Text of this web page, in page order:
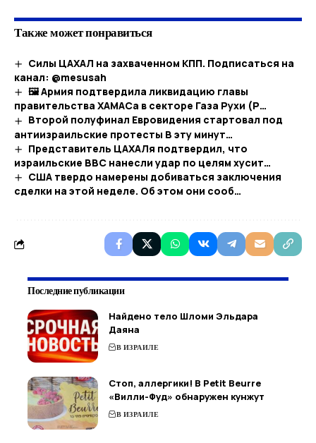
Также может понравиться
Силы ЦАХАЛ на захваченном КПП. Подписаться на
канал: @mesusah
🖼 Армия подтвердила ликвидацию главы
правительства ХАМАСа в секторе Газа Рухи (Р…
Второй полуфинал Евровидения стартовал под
антиизраильские протесты В эту минут…
Представитель ЦАХАЛя подтвердил, что
израильские ВВС нанесли удар по целям хусит…
США твердо намерены добиваться заключения
сделки на этой неделе. Об этом они сооб…
Последние публикации
Найдено тело Шломи Эльдара
Даяна
В ИЗРАИЛЕ
Стоп, аллергики! В Petit Beurre
«Вилли-Фуд» обнаружен кунжут
В ИЗРАИЛЕ